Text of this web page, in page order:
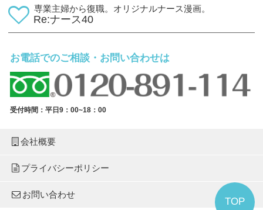
専業主婦から復職。オリジナルナース漫画。
Re:ナース40
TOP
お電話でのご相談・お問い合わせは
受付時間：平日9：00~18：00
会社概要
プライバシーポリシー
お問い合わせ